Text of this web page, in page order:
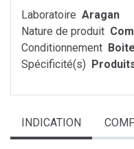
Laboratoire Aragan
Nature de produit
Conditionnement
Spécificité(s)
INDICATION